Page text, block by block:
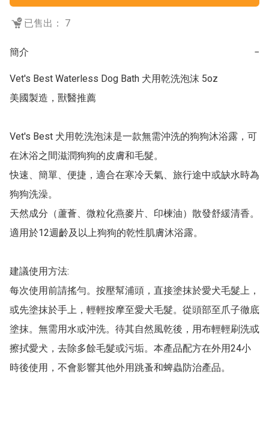
已售出： 7
簡介 −
Vet's Best Waterless Dog Bath 犬用乾洗泡沫 5oz
美國製造，獸醫推薦
Vet's Best 犬用乾洗泡沫是一款無需沖洗的狗狗沐浴露，可
在沐浴之間滋潤狗狗的皮膚和毛髮。
快速、簡單、便捷，適合在寒冷天氣、旅行途中或缺水時為
狗狗洗澡。
天然成分（蘆薈、微粒化燕麥片、印楝油）散發舒緩清香。
適用於12週齡及以上狗狗的乾性肌膚沐浴露。
建議使用方法:
每次使用前請搖勻。按壓幫浦頭，直接塗抹於愛犬毛髮上，
或先塗抹於手上，輕輕按摩至愛犬毛髮。從頭部至爪子徹底
塗抹。無需用水或沖洗。待其自然風乾後，用布輕輕刷洗或
擦拭愛犬，去除多餘毛髮或污垢。本產品配方在外用24小
時後使用，不會影響其他外用跳蚤和蜱蟲防治產品。